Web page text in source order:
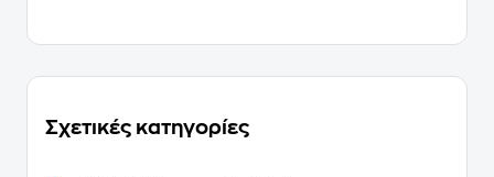
Σχετικές κατηγορίες